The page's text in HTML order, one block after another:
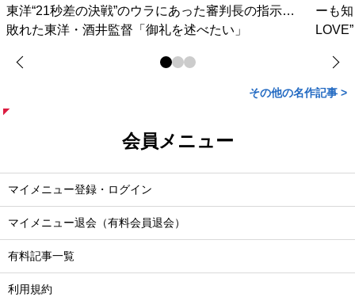
東洋“21秒差の決戦”のウラにあった審判長の指示…
敗れた東洋・酒井監督「御礼を述べたい」
ーも
その他の名作記事 >
会員メニュー
マイメニュー登録・ログイン
マイメニュー退会（有料会員退会）
有料記事一覧
利用規約